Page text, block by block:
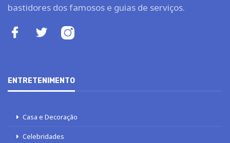
bastidores dos famosos e guias de serviços.
ENTRETENIMENTO
Casa e Decoração
Celebridades